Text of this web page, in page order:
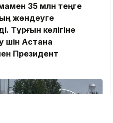
35 млн теңге
жөндеуге
Тұрғын көлігіне
Астана
Президент